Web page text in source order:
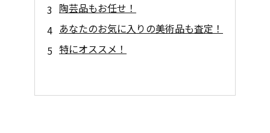
陶芸品もお任せ！
あなたのお気に入りの美術品も査定！
特にオススメ！